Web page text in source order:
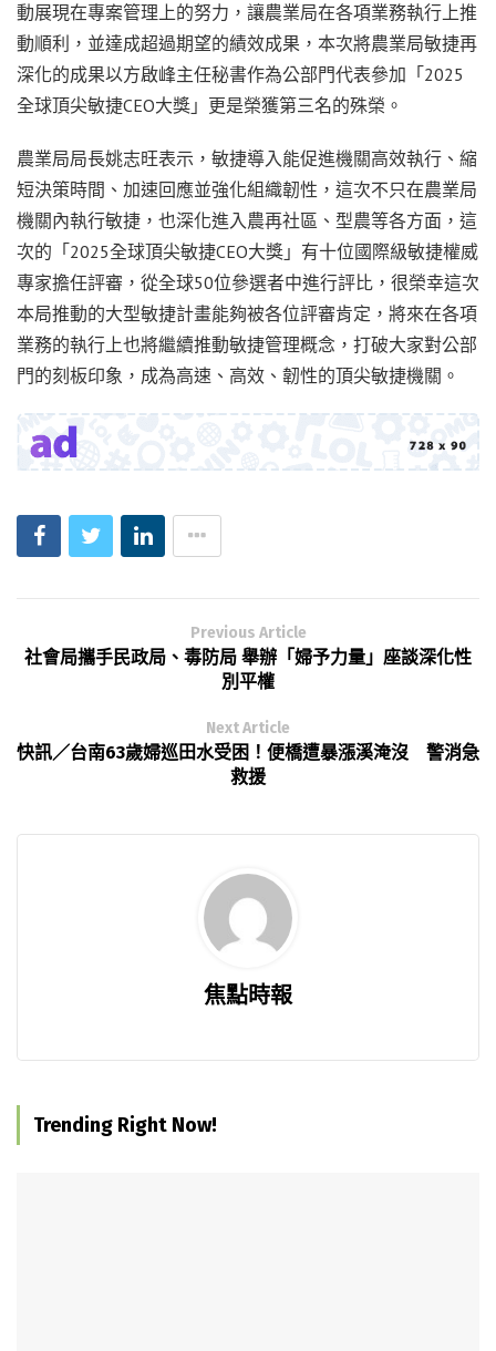
動展現在專案管理上的努力，讓農業局在各項業務執行上推
動順利，並達成超過期望的績效成果，本次將農業局敏捷再
深化的成果以方啟峰主任秘書作為公部門代表參加「2025
全球頂尖敏捷CEO大獎」更是榮獲第三名的殊榮。
農業局局長姚志旺表示，敏捷導入能促進機關高效執行、縮
短決策時間、加速回應並強化組織韌性，這次不只在農業局
機關內執行敏捷，也深化進入農再社區、型農等各方面，這
次的「2025全球頂尖敏捷CEO大獎」有十位國際級敏捷權威
專家擔任評審，從全球50位參選者中進行評比，很榮幸這次
本局推動的大型敏捷計畫能夠被各位評審肯定，將來在各項
業務的執行上也將繼續推動敏捷管理概念，打破大家對公部
門的刻板印象，成為高速、高效、韌性的頂尖敏捷機關。
Previous Article
社會局攜手民政局、毒防局 舉辦「婦予力量」座談深化性
別平權
Next Article
快訊／台南63歲婦巡田水受困！便橋遭暴漲溪淹沒 警消急
救援
焦點時報
Trending Right Now!